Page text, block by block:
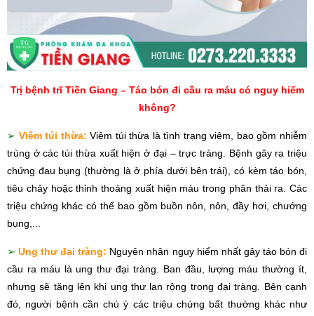
Trị bệnh trĩ Tiền Giang – Táo bón đi cầu ra máu có nguy hiểm
không?
➢ Viêm túi thừa: Viêm túi thừa là tình trạng viêm, bao gồm nhiễm
trùng ở các túi thừa xuất hiện ở đại – trực tràng. Bệnh gây ra triệu
chứng đau bụng (thường là ở phía dưới bên trái), có kèm táo bón,
tiêu chảy hoặc thỉnh thoảng xuất hiện máu trong phân thải ra. Các
triệu chứng khác có thể bao gồm buồn nôn, nôn, đầy hơi, chướng
bụng,...
➢ Ung thư đại tràng: Nguyên nhân nguy hiểm nhất gây táo bón đi
cầu ra máu là ung thư đại tràng. Ban đầu, lượng máu thường ít,
nhưng sẽ tăng lên khi ung thư lan rộng trong đại tràng. Bên cạnh
đó, người bệnh cần chú ý các triệu chứng bất thường khác như